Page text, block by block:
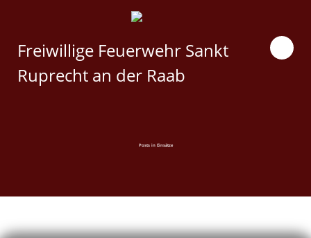
springen
Freiwillige Feuerwehr Sankt
Ruprecht an der Raab
Posts in Einsätze